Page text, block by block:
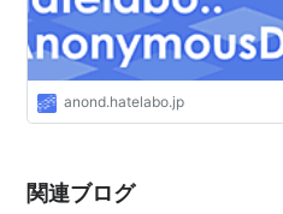
anond.hatelabo.jp
関連ブログ